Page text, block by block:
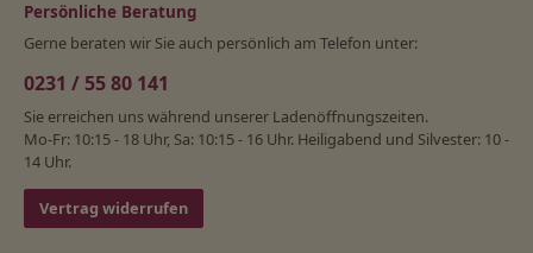
Persönliche Beratung
Gerne beraten wir Sie auch persönlich am Telefon unter:
0231 / 55 80 141
Sie erreichen uns während unserer Ladenöffnungszeiten.
Mo-Fr: 10:15 - 18 Uhr, Sa: 10:15 - 16 Uhr. Heiligabend und Silvester: 10 -
14 Uhr.
Vertrag widerrufen